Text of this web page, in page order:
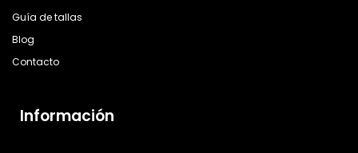
Guía de tallas
Blog
Contacto
Información